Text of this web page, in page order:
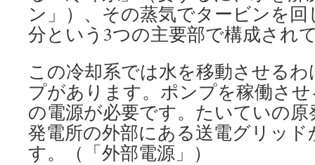
ン」）、その蒸気でタービンを
分という3つの主要部で構成され
この冷却系では水を移動させる
プがあります。ポンプを稼働さ
の電源が必要です。たいていの
発電所の外部にある送電グリッ
す。（「外部電源」）